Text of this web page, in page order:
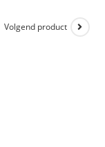
Volgend product